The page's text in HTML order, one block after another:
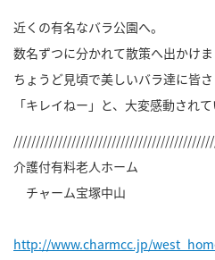
近くの有名なバラ公園へ。
数名ずつに分かれて散策へ出かけま
ちょうど見頃で美しいバラ達に皆さ
「キレイねー」と、大変感動されて
介護付有料老人ホーム
チャーム宝塚中山
http://www.charmcc.jp/